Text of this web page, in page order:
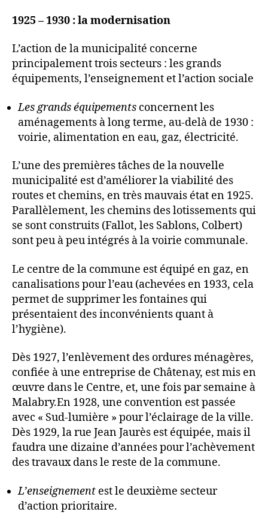
1925 – 1930 : la modernisation
L’action de la municipalité concerne
principalement trois secteurs : les grands
équipements, l’enseignement et l’action sociale
Les grands équipements concernent les
aménagements à long terme, au-delà de 1930 :
voirie, alimentation en eau, gaz, électricité.
L’une des premières tâches de la nouvelle
municipalité est d’améliorer la viabilité des
routes et chemins, en très mauvais état en 1925.
Parallèlement, les chemins des lotissements qui
se sont construits (Fallot, les Sablons, Colbert)
sont peu à peu intégrés à la voirie communale.
Le centre de la commune est équipé en gaz, en
canalisations pour l’eau (achevées en 1933, cela
permet de supprimer les fontaines qui
présentaient des inconvénients quant à
l’hygiène).
Dès 1927, l’enlèvement des ordures ménagères,
confiée à une entreprise de Châtenay, est mis en
œuvre dans le Centre, et, une fois par semaine à
Malabry.En 1928, une convention est passée
avec « Sud-lumière » pour l’éclairage de la ville.
Dès 1929, la rue Jean Jaurès est équipée, mais il
faudra une dizaine d’années pour l’achèvement
des travaux dans le reste de la commune.
L’enseignement est le deuxième secteur
d’action prioritaire.